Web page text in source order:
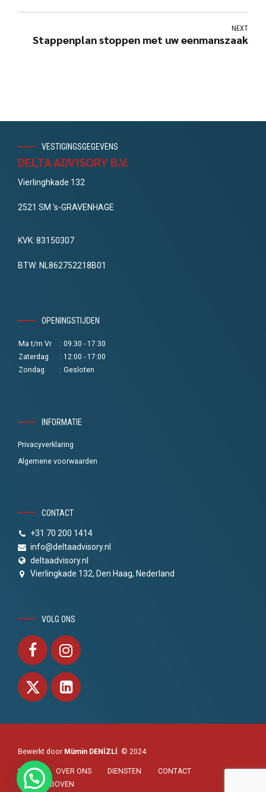
NEXT
Stappenplan stoppen met uw eenmanszaak
VESTIGINGSGEGEVENS
DELTA ADVISORY B.V.
Vierlinghkade 132
2521 SM 's-GRAVENHAGE
KVK: 83150307
BTW: NL862752218B01
OPENINGSTIJDEN
Ma t/m Vr : 09:30 - 17:30
Zaterdag
: 12:00 - 17:00
Zondag
: Gesloten
INFORMATIE
Privacyverklaring
Algemene voorwaarden
CONTACT
+31 70 200 1414
info@deltaadvisory.nl
deltaadvisory.nl
Vierlingkade 132, Den Haag, Nederland
VOLG ONS
Bewerkt door Mümin DENİZLİ. © 2024
HOME OVER ONS DIENSTEN
CONTACT
NAAR BOVEN